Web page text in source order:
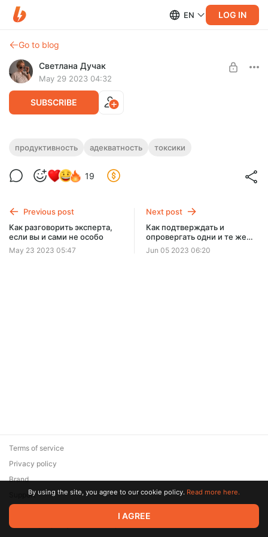
EN LOG IN
Go to blog
Светлана Дучак
May 29 2023 04:32
SUBSCRIBE
Как отвечать на вопросы. Или защита от
Читать все посты
$1.27 $0.64 per month -50%
Billed every 12 months.
продуктивность адекватность токсики
19
Previous post
Как разговорить эксперта,
если вы и сами не особо
May 23 2023 05:47
Next post
Как подтверждать и
опровергать одни и те же
тезисы. Три примера
Jun 05 2023 06:20
© 2026 Zaya Solutions Limited. All rights reserved. All trademarks
are the property of their respective owners.
Terms of service
Privacy policy
Brand
SupportBy using the site, you agree to our cookie policy. Read more here.
I AGREE